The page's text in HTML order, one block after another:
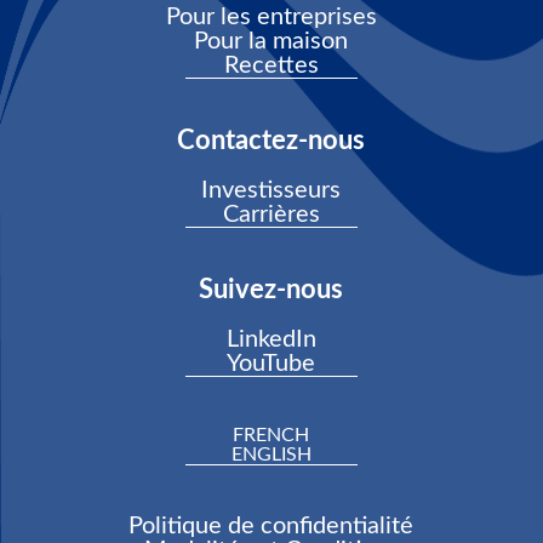
Pour les entreprises
Pour la maison
Recettes
Contactez-nous
Investisseurs
Carrières
Suivez-nous
LinkedIn
YouTube
FRENCH
ENGLISH
Politique de confidentialité